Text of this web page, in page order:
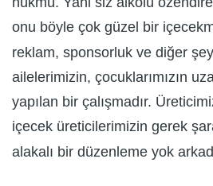
onu böyle çok güzel bir
reklam, sponsorluk ve diğer
ailelerimizin, çocuklarımızın
yapılan bir çalışmadır.
içecek üreticilerimizin gerek
alakalı bir düzenleme yok